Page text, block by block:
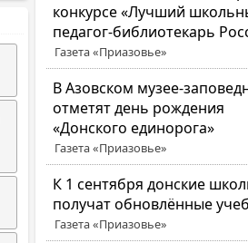
конкурсе «Лучший
педагог-библиотекарь
Газета «Приазовье»
В Азовском музее-
отметят день рождения
«Донского единорога»
Газета «Приазовье»
К 1 сентября донские
получат обновлённые
Газета «Приазовье»